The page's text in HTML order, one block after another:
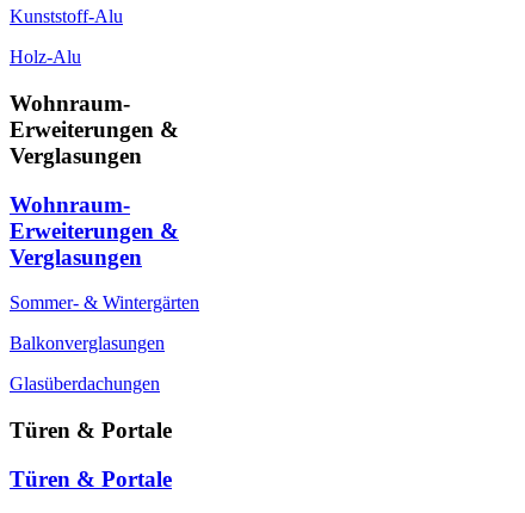
Kunststoff-Alu
Holz-Alu
Wohnraum-
Erweiterungen &
Verglasungen
Wohnraum-
Erweiterungen &
Verglasungen
Sommer- & Wintergärten
Balkonverglasungen
Glasüberdachungen
Türen & Portale
Türen & Portale